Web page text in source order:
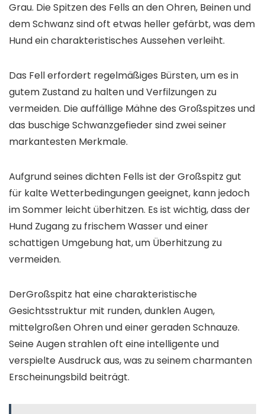
Grau. Die Spitzen des Fells an den Ohren, Beinen und
dem Schwanz sind oft etwas heller gefärbt, was dem
Hund ein charakteristisches Aussehen verleiht.
Das Fell erfordert regelmäßiges Bürsten, um es in
gutem Zustand zu halten und Verfilzungen zu
vermeiden. Die auffällige Mähne des Großspitzes und
das buschige Schwanzgefieder sind zwei seiner
markantesten Merkmale.
Aufgrund seines dichten Fells ist der Großspitz gut
für kalte Wetterbedingungen geeignet, kann jedoch
im Sommer leicht überhitzen. Es ist wichtig, dass der
Hund Zugang zu frischem Wasser und einer
schattigen Umgebung hat, um Überhitzung zu
vermeiden.
DerGroßspitz hat eine charakteristische
Gesichtsstruktur mit runden, dunklen Augen,
mittelgroßen Ohren und einer geraden Schnauze.
Seine Augen strahlen oft eine intelligente und
verspielte Ausdruck aus, was zu seinem charmanten
Erscheinungsbild beiträgt.